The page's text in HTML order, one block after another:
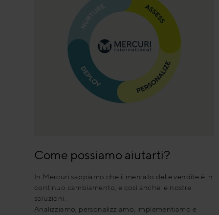
Come possiamo aiutarti?
In Mercuri sappiamo che il mercato delle vendite è in
continuo cambiamento, e così anche le nostre
soluzioni.
Analizziamo, personalizziamo, implementiamo e